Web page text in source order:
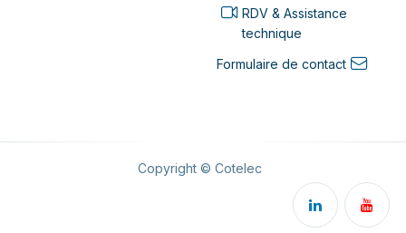
RDV & Assistance
technique
Formulaire de contact
Copyright © Cotelec